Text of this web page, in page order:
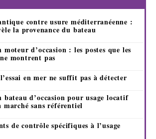
contre usure méditerranéenne :
la provenance du bateau
moteur d’occasion : les postes que les
montrent pas
en mer ne suffit pas à détecter
bateau d’occasion pour usage locatif
sans référentiel
de contrôle spécifiques à l’usage